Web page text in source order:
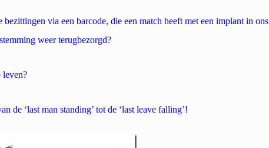
via een barcode, die een match heeft met een implant in ons
weer terugbezorgd?
de ‘last man standing’ tot de ‘last leave falling’!